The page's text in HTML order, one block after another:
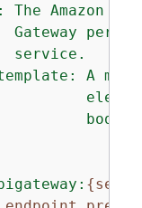
The Amazon
Gateway
service.
A
body
{